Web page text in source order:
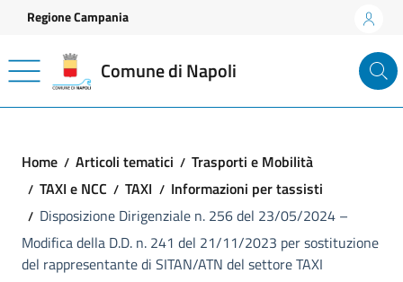
Vai ai contenuti
Vai al footer
Regione Campania
Comune di Napoli
Home Articoli tematici
Trasporti e Mobilità
TAXI e NCC
TAXI
Informazioni per tassisti
Disposizione Dirigenziale n. 256 del 23/05/2024 –
Modifica della D.D. n. 241 del 21/11/2023 per sostituzione
del rappresentante di SITAN/ATN del settore TAXI